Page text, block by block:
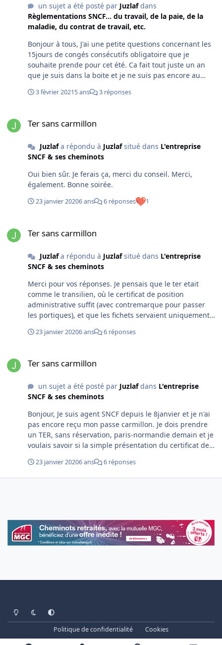
un sujet a été posté par Juzlafdans
Règlementations SNCF... du travail, de la paie, de la
maladie, du contrat de travail, etc.
Bonjour à tous, J'ai une petite questions concernant les
15jours de congés consécutifs obligatoire que je
souhaite prende pour cet été. Ca fait tout juste un an
que je suis dans la boite et je ne suis pas encore au
jours de congés consécutifs à prendre sont égales à 2
suis de reserve donc mes repos ne sont pas
semaines? En vous remerciant pour vos reponses.
3 février 20215 ans 3 réponses
Ter sans carmillon
Juzlafa répondu à Juzlafsitué dans L'entreprise
SNCF & ses cheminots
Oui bien sûr. Je ferais ça, merci du conseil. Merci,
également. Bonne soirée.
23 janvier 20206 ans 6 réponses 1
Ter sans carmillon
Juzlafa répondu à Juzlafsitué dans L'entreprise
SNCF & ses cheminots
Merci pour vos réponses. Je pensais que le ter etait
comme le transilien, où le certificat de position
administrative suffit (avec contremarque pour passer
les portiques), et que les fichets servaient uniquement
23 janvier 20206 ans 6 réponses
Ter sans carmillon
un sujet a été posté par Juzlafdans L'entreprise
SNCF & ses cheminots
Bonjour, Je suis agent SNCF depuis le 8janvier et je n'ai
pas encore reçu mon passe carmillon. Je dois prendre
un TER, sans réservation, paris-normandie demain et je
voulais savoir si la simple présentation du certificat de
avoir accès au train? Merci d'avance!
23 janvier 20206 ans 6 réponses
Light ModeDark ModeSystem Preference
Politique de confidentialité
Cookies
www.cheminots.net - Forum Libre depuis 2003